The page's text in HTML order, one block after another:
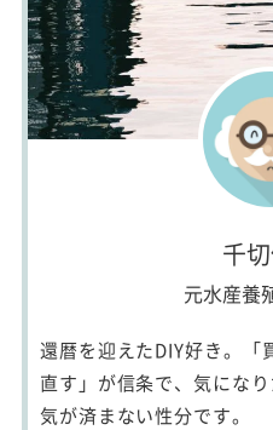
千
元水産養
還暦を迎えたDIY好き。「
直す」が信条で、気にな
気が済まない性分です。